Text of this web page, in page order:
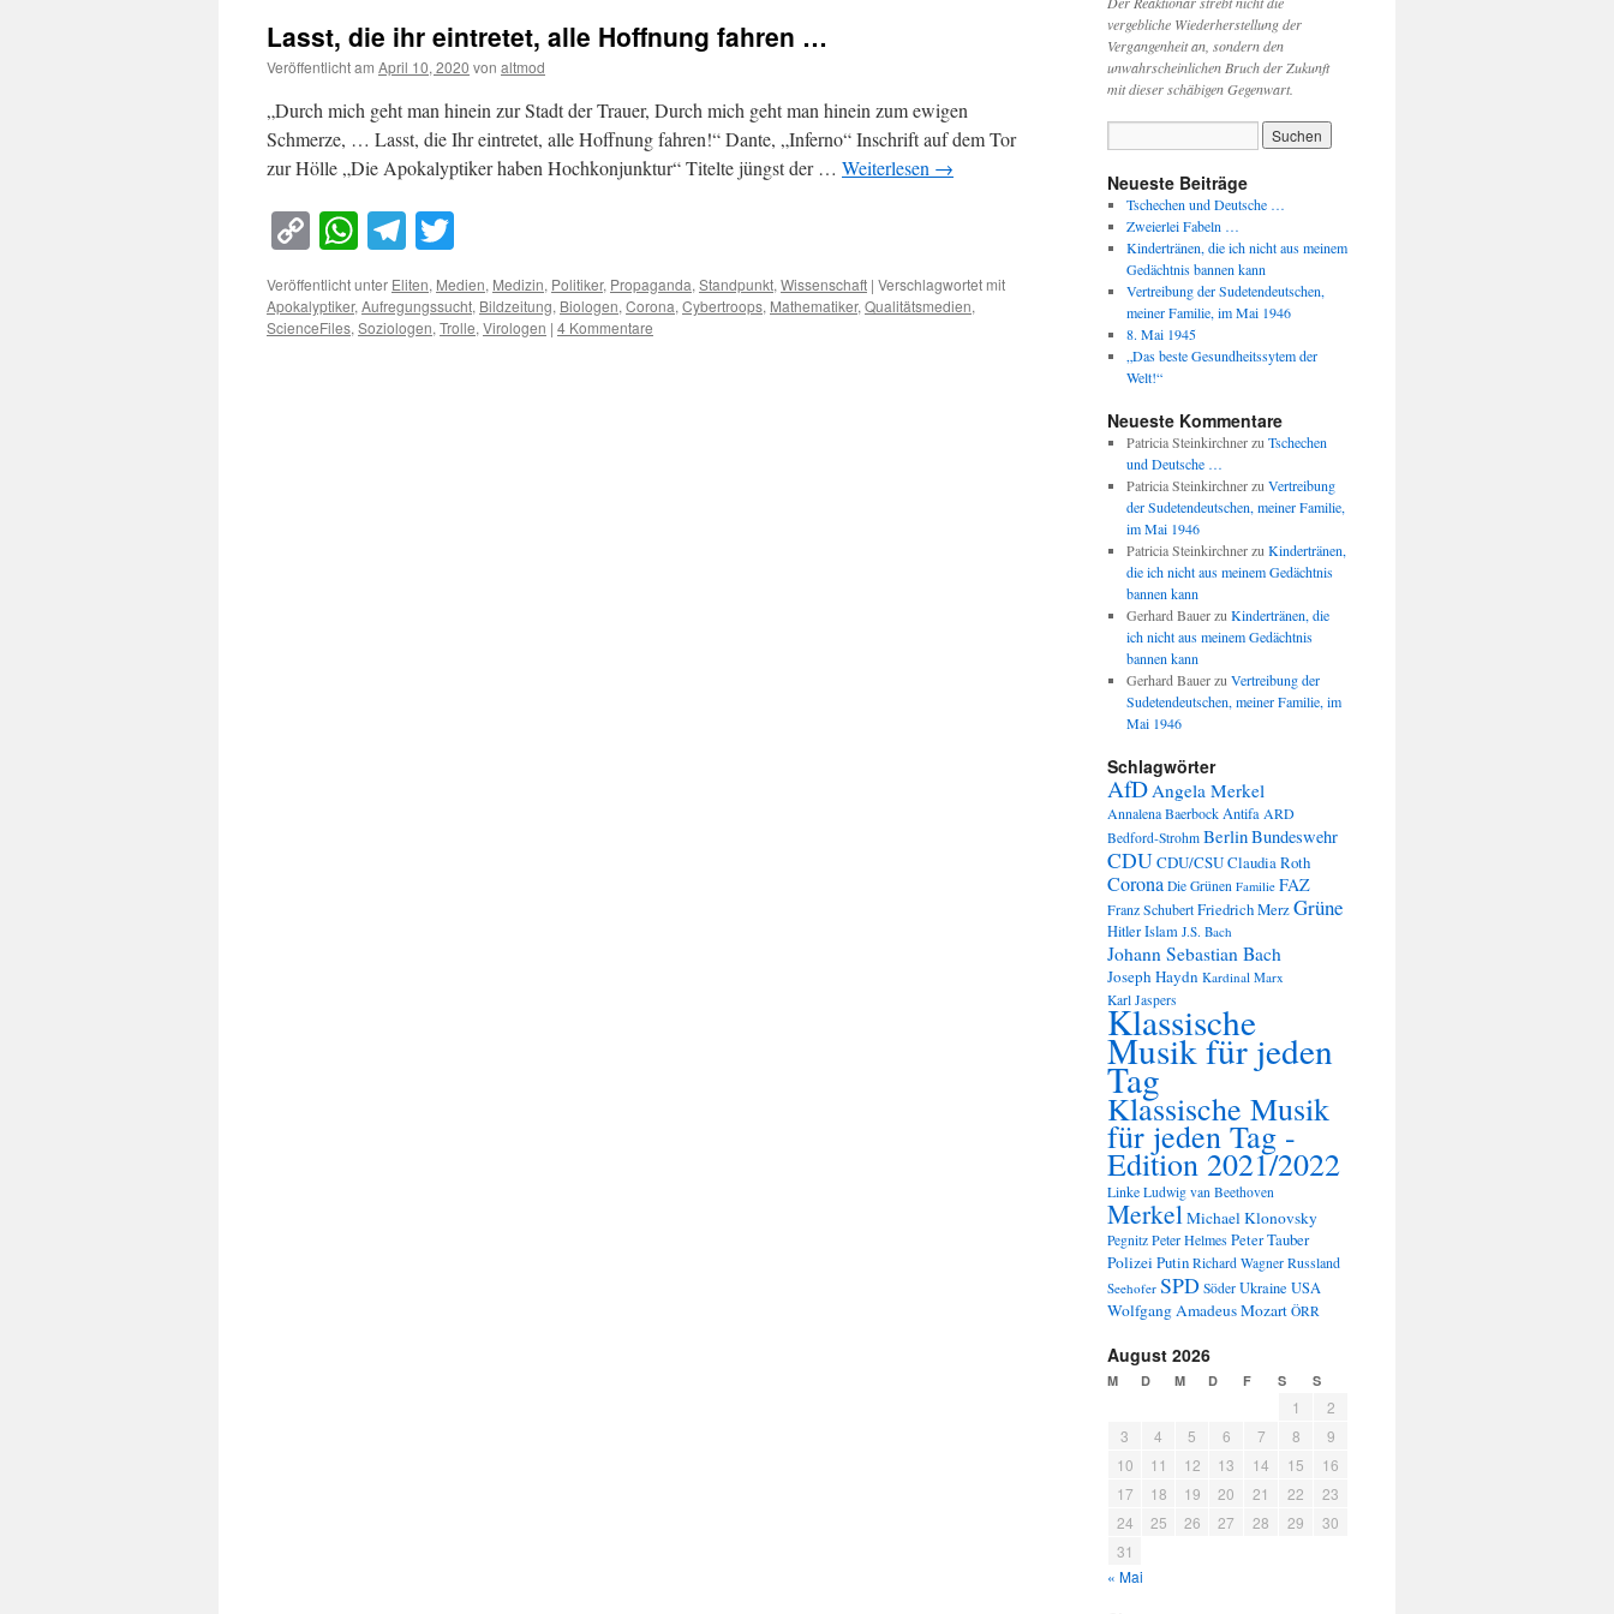
Lasst, die ihr eintretet, alle Hoffnung fahren …
Veröffentlicht am April 10, 2020 von altmod
„Durch mich geht man hinein zur Stadt der Trauer, Durch mich geht man hinein zum ewigen
Schmerze, … Lasst, die Ihr eintretet, alle Hoffnung fahren!“ Dante, „Inferno“ Inschrift auf dem Tor
zur Hölle „Die Apokalyptiker haben Hochkonjunktur“ Titelte jüngst der … Weiterlesen →
Copy
Link
WhatsApp
Telegram
Veröffentlicht unter Eliten, Medien, Medizin, Politiker, Propaganda,Standpunkt,Wissenschaft | Verschlagwortet mit
Apokalyptiker,Aufregungssucht, Bildzeitung, Biologen,Corona,Cybertroops, Mathematiker,Qualitätsmedien,
ScienceFiles,Soziologen,Trolle,Virologen | 4 Kommentare
vergebliche Wiederherstellung der
Vergangenheit an, sondern den
unwahrscheinlichen Bruch der Zukunft
mit dieser schäbigen Gegenwart.
Neueste Beiträge
Tschechen und Deutsche …
Zweierlei Fabeln …
Kindertränen, die ich nicht aus meinem
Gedächtnis bannen kann
Vertreibung der Sudetendeutschen,
meiner Familie, im Mai 1946
8. Mai 1945
„Das beste Gesundheitssytem der
Welt!“
Neueste Kommentare
Patricia Steinkirchnerzu Tschechen
und Deutsche …
Patricia Steinkirchnerzu Vertreibung
der Sudetendeutschen, meiner Familie,
im Mai 1946
Patricia Steinkirchnerzu Kindertränen,
die ich nicht aus meinem Gedächtnis
bannen kann
Gerhard Bauerzu Kindertränen, die
ich nicht aus meinem Gedächtnis
bannen kann
Gerhard Bauerzu Vertreibung der
Sudetendeutschen, meiner Familie, im
Mai 1946
Schlagwörter
AfDAngela Merkel
Annalena BaerbockAntifa ARD
Bedford-Strohm BerlinBundeswehr
CDUCDU/CSUClaudia Roth
Corona Die Grünen Familie FAZ
Franz SchubertFriedrich MerzGrüne
HitlerIslam J.S. Bach
Johann Sebastian Bach
Joseph Haydn Kardinal Marx
Karl Jaspers
Klassische
Musik für jeden
Tag
Klassische Musik
für jeden Tag -
Edition 2021/2022
Linke Ludwig van Beethoven
MerkelMichael Klonovsky
Pegnitz Peter HelmesPeter Tauber
PolizeiPutin Richard Wagner Russland
Seehofer SPD Söder Ukraine USA
Wolfgang Amadeus Mozart ÖRR
August 2026
M D M D F S S
1
2
3
4 5 6 7 8
9
10
11 12 13 14 15
16
17
18 19 20 21 22
23
24
25 26 27 28 29
30
31
« Mai